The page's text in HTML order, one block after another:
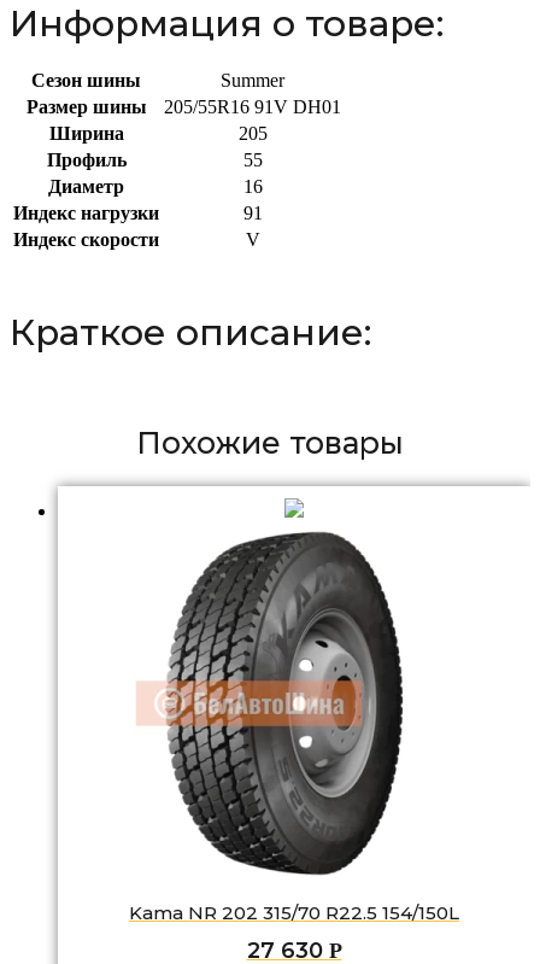
Информация о товаре:
Сезон шины
Summer
Размер шины
205/55R16 91V DH01
Ширина
205
Профиль
55
Диаметр
16
Индекс нагрузки
91
Индекс скорости
V
Краткое описание:
Похожие товары
Kama NR 202 315/70 R22.5 154/150L
27 630 Р